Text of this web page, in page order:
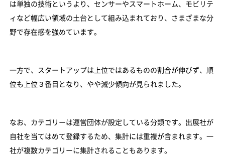
は単独の技術というより、センサーやスマートホーム、モビリテ
ィなど幅広い領域の土台として組み込まれており、さまざまな分
野で存在感を強めています。
一方で、スタートアップは上位ではあるものの割合が伸びず、順
位も上位３番目となり、やや減少傾向が見られました。
なお、カテゴリーは運営団体が設定している分類です。出展社が
自社を当てはめて登録するため、集計には重複が含まれます。一
社が複数カテゴリーに集計されることもあります。